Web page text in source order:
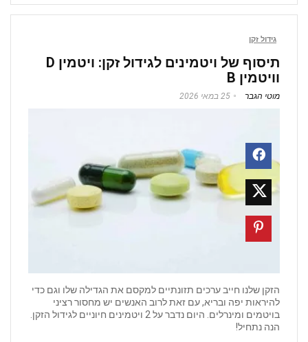
גידול זקן
תיסוף של ויטמינים לגידול זקן: ויטמין D
וויטמין B
מוטי הגבר 25 במאי 2026
הזקן שלנו חייב ערכים תזונתיים למקסם את הגדילה שלו וגם כדי
להיראות יפה ובריא, עם זאת לרוב האנשים יש מחסור רציני
בויטמים ומינרלים. היום נדבר על 2 ויטמינים חיוניים לגידול הזקן.
הנה נתחיל!